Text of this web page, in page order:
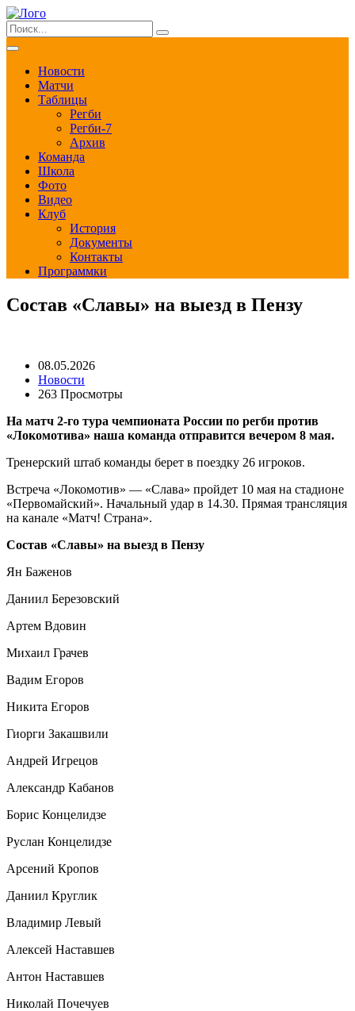
Новости
Матчи
Таблицы
Регби
Регби-7
Архив
Команда
Школа
Фото
Видео
Клуб
История
Документы
Контакты
Программки
Состав «Славы» на выезд в Пензу
08.05.2026
Новости
263 Просмотры
На матч 2-го тура чемпионата России по регби против
«Локомотива» наша команда отправится вечером 8 мая.
Тренерский штаб команды берет в поездку 26 игроков.
Встреча «Локомотив» — «Слава» пройдет 10 мая на стадионе
«Первомайский». Начальный удар в 14.30. Прямая трансляция
на канале «Матч! Страна».
Состав «Славы» на выезд в Пензу
Ян Баженов
Даниил Березовский
Артем Вдовин
Михаил Грачев
Вадим Егоров
Никита Егоров
Гиорги Закашвили
Андрей Игрецов
Александр Кабанов
Борис Концелидзе
Руслан Концелидзе
Арсений Кропов
Даниил Круглик
Владимир Левый
Алексей Наставшев
Антон Наставшев
Николай Почечуев